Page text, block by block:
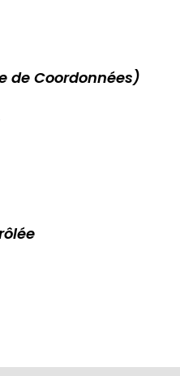
de Coordonnées)